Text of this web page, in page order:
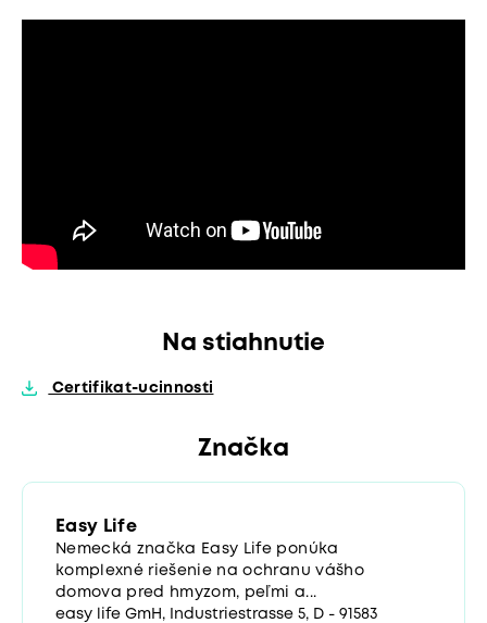
Na stiahnutie
Certifikat-ucinnosti
Značka
Easy Life
Nemecká značka Easy Life ponúka
komplexné riešenie na ochranu vášho
domova pred hmyzom, peľmi a...
easy life GmH, Industriestrasse 5, D - 91583